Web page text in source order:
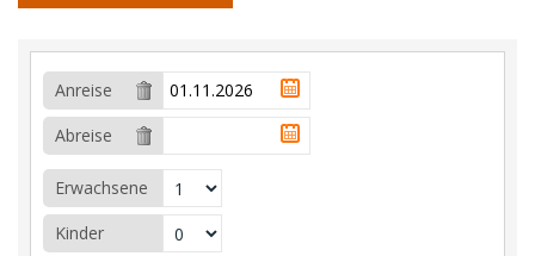
Anreise
Abreise
Erwachsene
Kinder